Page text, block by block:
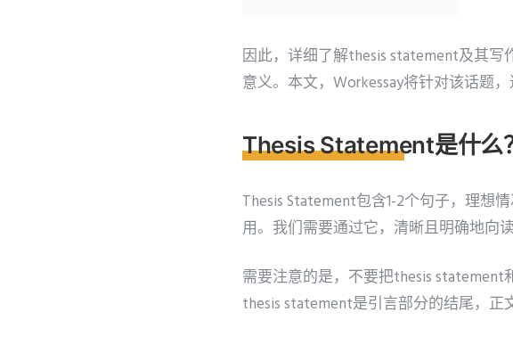
因此，详细了解thesis statement及其
意义。本文，Workessay将针对该话题，
Thesis Statement是什么
Thesis Statement包含1-2个句子，理想
用。我们需要通过它，清晰且明确地向
需要注意的是，不要把thesis
thesis statement是引言部分的结尾，正